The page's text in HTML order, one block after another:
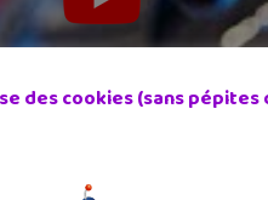
des cookies (sans pépites